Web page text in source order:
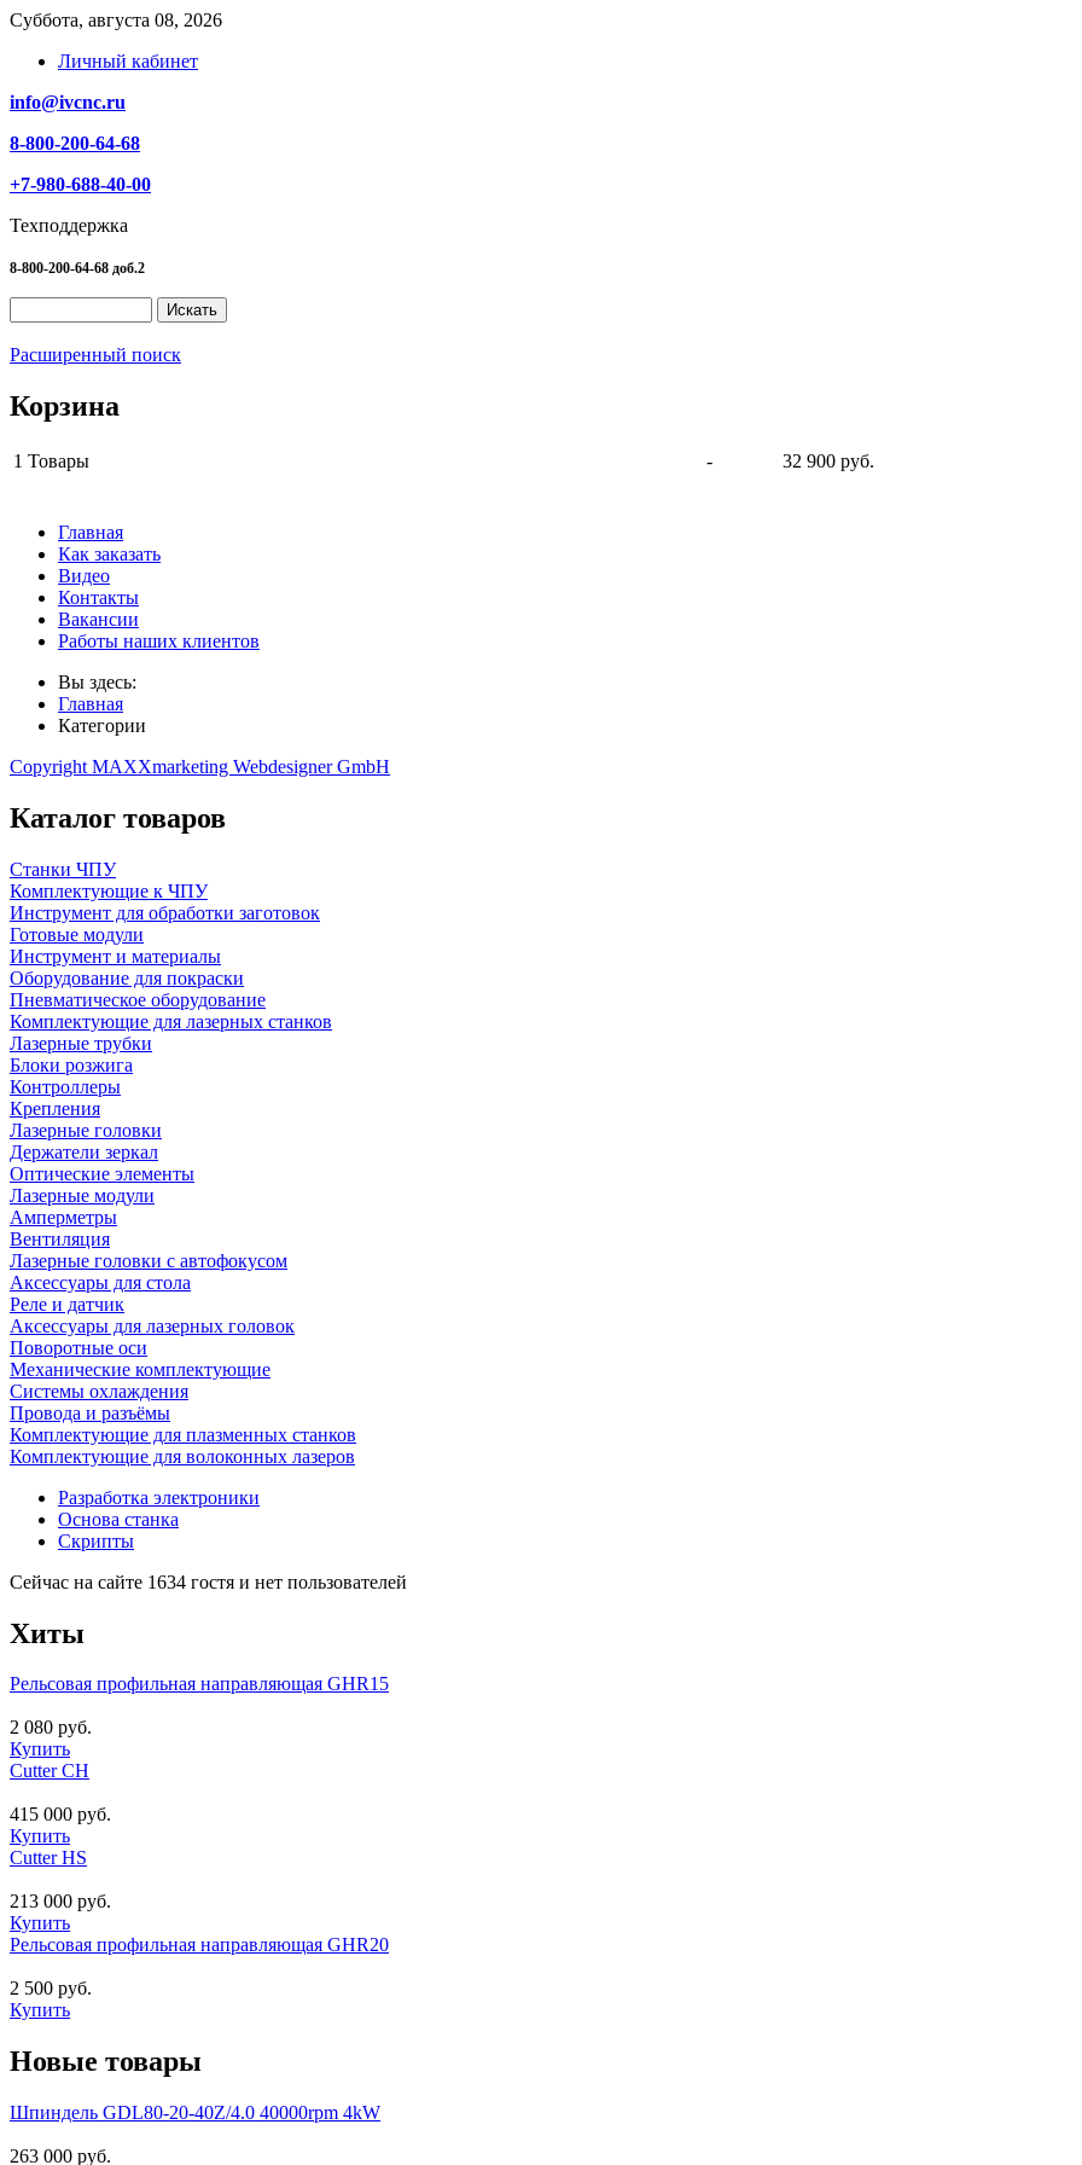
Суббота, августа 08, 2026
Личный кабинет
info@ivcnc.ru
8-800-200-64-68
+7-980-688-40-00
Техподдержка
8-800-200-64-68 доб.2
Расширенный поиск
Корзина
1 Товары -
32 900 руб.
Главная
Как заказать
Видео
Контакты
Вакансии
Работы наших клиентов
Вы здесь:
Главная
Категории
Copyright MAXXmarketing Webdesigner GmbH
Каталог товаров
Станки ЧПУ
Комплектующие к ЧПУ
Инструмент для обработки заготовок
Готовые модули
Инструмент и материалы
Оборудование для покраски
Пневматическое оборудование
Комплектующие для лазерных станков
Лазерные трубки
Блоки розжига
Контроллеры
Крепления
Лазерные головки
Держатели зеркал
Оптические элементы
Лазерные модули
Амперметры
Вентиляция
Лазерные головки с автофокусом
Аксессуары для стола
Реле и датчик
Аксессуары для лазерных головок
Поворотные оси
Механические комплектующие
Системы охлаждения
Провода и разъёмы
Комплектующие для плазменных станков
Комплектующие для волоконных лазеров
Разработка электроники
Основа станка
Скрипты
Сейчас на сайте 1634 гостя и нет пользователей
Хиты
Рельсовая профильная направляющая GHR15
2 080 руб.
Купить
Cutter CH
415 000 руб.
Купить
Cutter HS
213 000 руб.
Купить
Рельсовая профильная направляющая GHR20
2 500 руб.
Купить
Новые товары
Шпиндель GDL80-20-40Z/4.0 40000rpm 4kW
263 000 руб.